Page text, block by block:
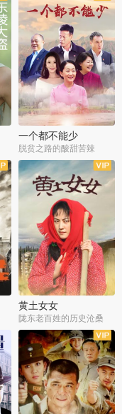
一个都不能少
脱贫之路的酸甜苦辣
全23集
黄土女女
陇东老百姓的历史沧桑
全44集